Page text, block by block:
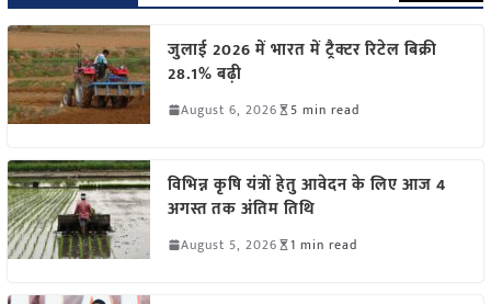
जुलाई 2026 में भारत में ट्रैक्टर रिटेल बिक्री
28.1% बढ़ी
August 6, 2026 5 min read
विभिन्न कृषि यंत्रों हेतु आवेदन के लिए आज 4
अगस्त तक अंतिम तिथि
August 5, 2026 1 min read